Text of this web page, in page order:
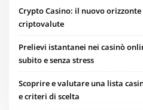
Crypto Casino: il nuovo orizzonte
criptovalute
Prelievi istantanei nei casinò
subito e senza stress
Scoprire e valutare una lista
e criteri di scelta